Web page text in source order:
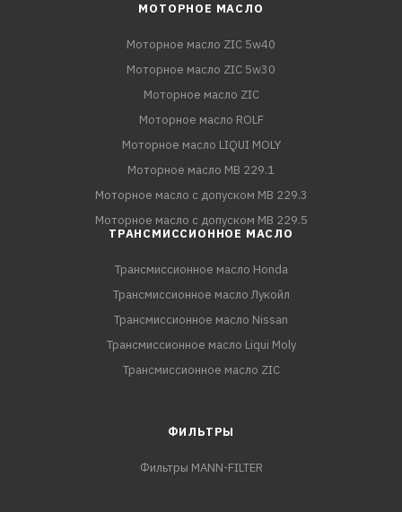
МОТОРНОЕ МАСЛО
Моторное масло ZIC 5w40
Моторное масло ZIC 5w30
Моторное масло ZIC
Моторное масло ROLF
Моторное масло LIQUI MOLY
Моторное масло MB 229.1
Моторное масло с допуском MB 229.3
Моторное масло с допуском MB 229.5
ТРАНСМИССИОННОЕ МАСЛО
Трансмиссионное масло Honda
Трансмиссионное масло Лукойл
Трансмиссионное масло Nissan
Трансмиссионное масло Liqui Moly
Трансмиссионное масло ZIC
ФИЛЬТРЫ
Фильтры MANN-FILTER